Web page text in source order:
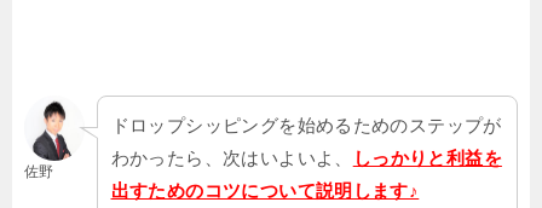
佐野
ドロップシッピングを始めるためのステップが
わかったら、次はいよいよ、
しっかりと利益を
出すためのコツについて説明します♪